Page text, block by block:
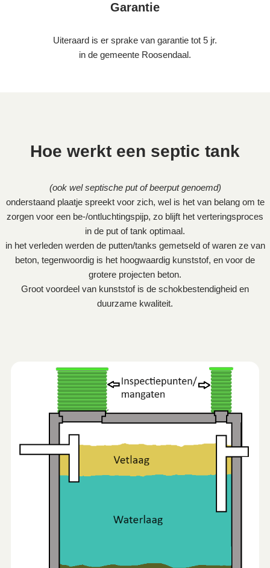
Garantie
Uiteraard is er sprake van garantie tot 5 jr.
in de gemeente Roosendaal.
Hoe werkt een septic tank
(ook wel septische put of beerput genoemd)
onderstaand plaatje spreekt voor zich, wel is het van belang om te
zorgen voor een be-/ontluchtingspijp, zo blijft het verteringsproces
in de put of tank optimaal.
in het verleden werden de putten/tanks gemetseld of waren ze van
beton, tegenwoordig is het hoogwaardig kunststof, en voor de
grotere projecten beton.
Groot voordeel van kunststof is de schokbestendigheid en
duurzame kwaliteit.